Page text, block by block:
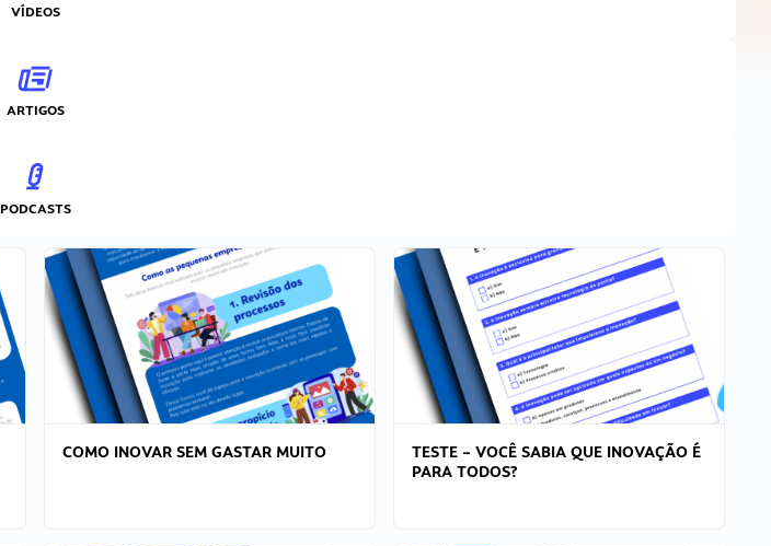
VÍDEOS
ARTIGOS
PODCASTS
COMO INOVAR SEM GASTAR MUITO
TESTE – VOCÊ SABIA QUE INOVAÇÃO É
PARA TODOS?